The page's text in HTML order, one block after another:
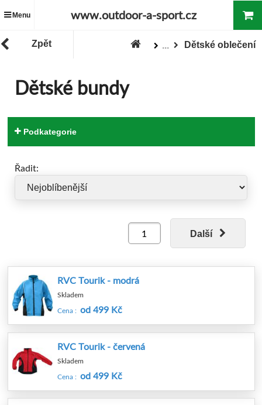
Menu www.outdoor-a-sport.cz
Zpět ... Dětské oblečení
Dětské bundy
Podkategorie
Řadit:
Další
RVC Tourik - modrá
Skladem
Cena : od 499 Kč
RVC Tourik - červená
Skladem
Cena : od 499 Kč